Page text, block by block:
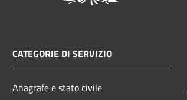
CATEGORIE DI SERVIZIO
Anagrafe e stato civile